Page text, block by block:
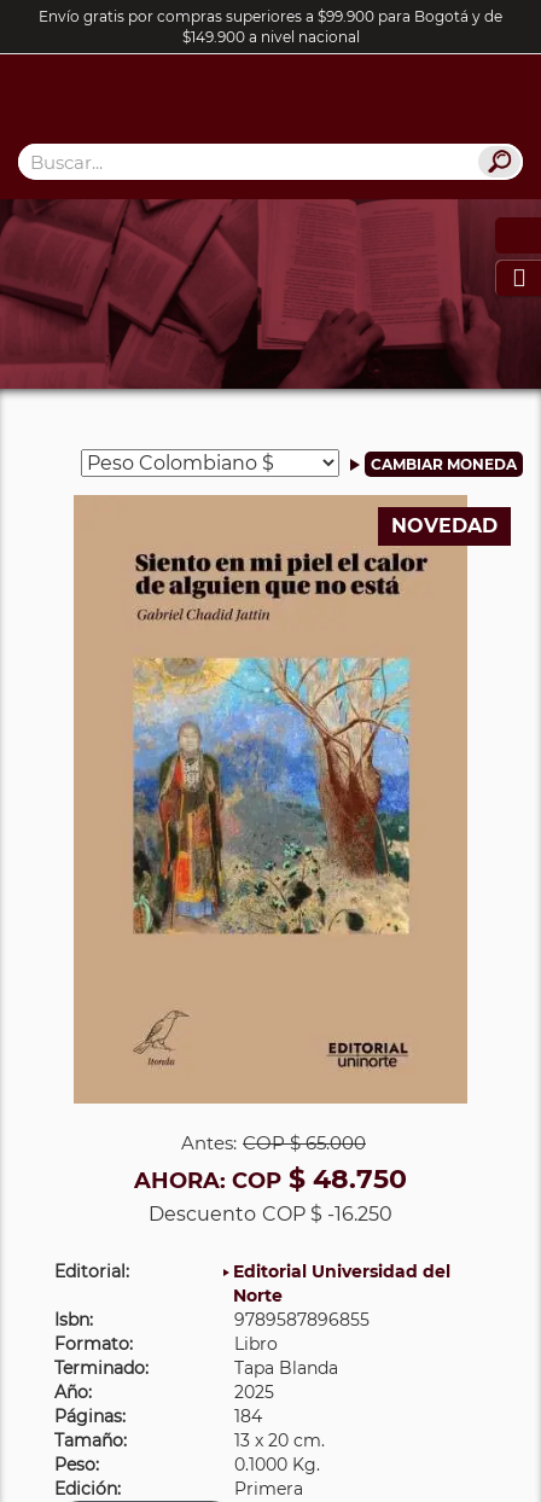
Envío gratis por compras superiores a $99.900 para Bogotá y de
$149.900 a nivel nacional

NOVEDAD
Antes: COP$ 65.000
AHORA: COP $ 48.750
Descuento COP $ -16.250
Editorial:
Editorial Universidad del
Norte
Isbn:
9789587896855
Formato:
Libro
Terminado:
Tapa Blanda
Año:
2025
Páginas:
184
Tamaño:
13 x 20 cm.
Peso:
0.1000 Kg.
Edición:
Primera